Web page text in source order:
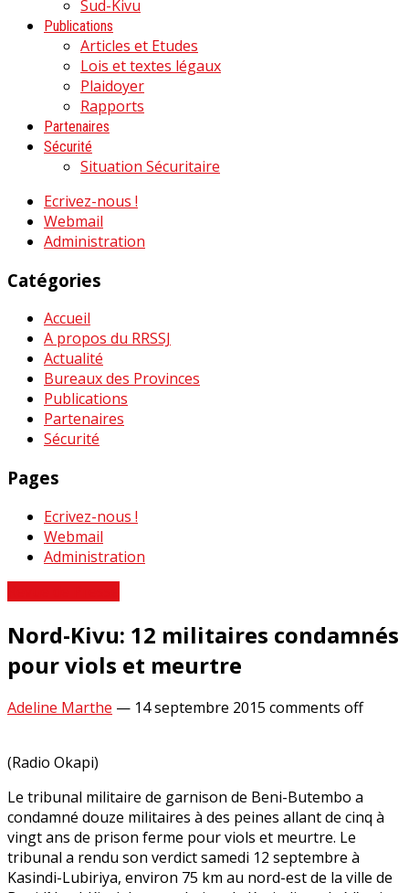
Sud-Kivu
Publications
Articles et Etudes
Lois et textes légaux
Plaidoyer
Rapports
Partenaires
Sécurité
Situation Sécuritaire
Ecrivez-nous !
Webmail
Administration
Catégories
Accueil
A propos du RRSSJ
Actualité
Bureaux des Provinces
Publications
Partenaires
Sécurité
Pages
Ecrivez-nous !
Webmail
Administration
Nord-Kivu: 12 militaires condamnés
pour viols et meurtre
Adeline Marthe — 14 septembre 2015 comments off
(Radio Okapi)
Le tribunal militaire de garnison de Beni-Butembo a
condamné douze militaires à des peines allant de cinq à
vingt ans de prison ferme pour viols et meurtre. Le
tribunal a rendu son verdict samedi 12 septembre à
Kasindi-Lubiriya, environ 75 km au nord-est de la ville de